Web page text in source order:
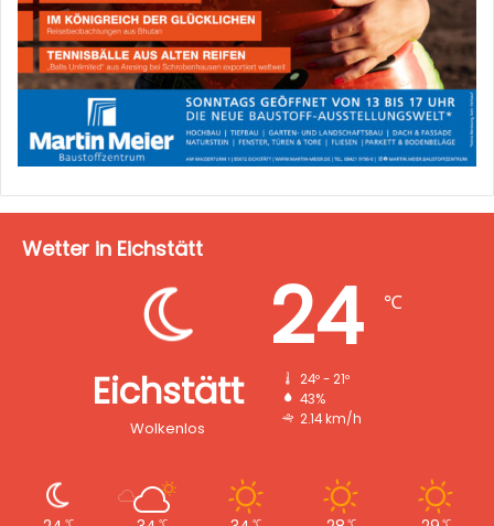
Wetter in Eichstätt
Eichstätt
Wolkenlos
24 ℃
24º - 21º
43%
2.14 km/h